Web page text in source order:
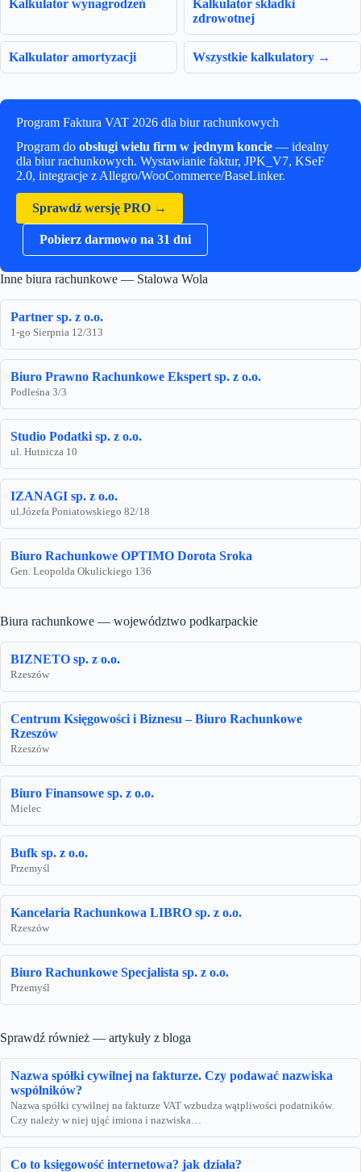
Kalkulator wynagrodzeń
Kalkulator składki
zdrowotnej
Kalkulator amortyzacji Wszystkie kalkulatory →
Program Faktura VAT 2026 dla biur rachunkowych
Program do obsługi wielu firm w jednym koncie — idealny
dla biur rachunkowych. Wystawianie faktur, JPK_V7, KSeF
2.0, integracje z Allegro/WooCommerce/BaseLinker.
Sprawdź wersję PRO →
Pobierz darmowo na 31 dni
Inne biura rachunkowe — Stalowa Wola
Partner sp. z o.o.
1-go Sierpnia 12/313
Biuro Prawno Rachunkowe Ekspert sp. z o.o.
Podleśna 3/3
Studio Podatki sp. z o.o.
ul. Hutnicza 10
IZANAGI sp. z o.o.
ul.Józefa Poniatowskiego 82/18
Biuro Rachunkowe OPTIMO Dorota Sroka
Gen. Leopolda Okulickiego 136
Biura rachunkowe — województwo podkarpackie
BIZNETO sp. z o.o.
Rzeszów
Centrum Księgowości i Biznesu – Biuro Rachunkowe
Rzeszów
Rzeszów
Biuro Finansowe sp. z o.o.
Mielec
Bufk sp. z o.o.
Przemyśl
Kancelaria Rachunkowa LIBRO sp. z o.o.
Rzeszów
Biuro Rachunkowe Specjalista sp. z o.o.
Przemyśl
Sprawdź również — artykuły z bloga
Nazwa spółki cywilnej na fakturze. Czy podawać nazwiska
wspólników?
Nazwa spółki cywilnej na fakturze VAT wzbudza wątpliwości podatników.
Czy należy w niej ująć imiona i nazwiska…
Co to księgowość internetowa? jak działa?